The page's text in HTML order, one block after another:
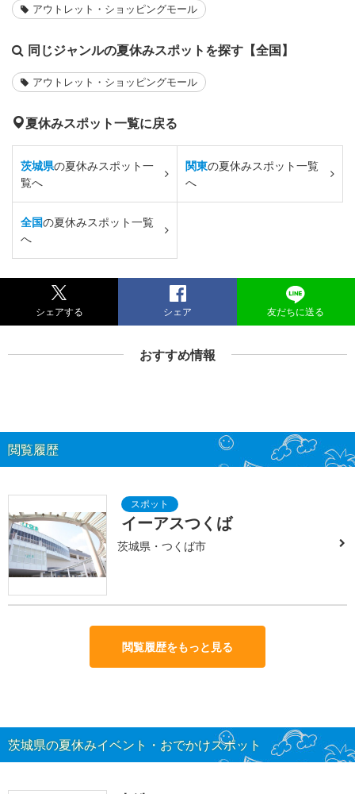
アウトレット・ショッピングモール
同じジャンルの夏休みスポットを探す【全国】
アウトレット・ショッピングモール
夏休みスポット一覧に戻る
茨城県の夏休みスポット一
覧へ
関東の夏休みスポット一覧
へ
全国の夏休みスポット一覧
へ
シェアする シェア 友だちに送る
おすすめ情報
閲覧履歴
イーアスつくば
茨城県・つくば市
閲覧履歴をもっと見る
茨城県の夏休みイベント・おでかけスポット